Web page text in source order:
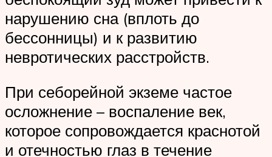
нарушению сна (вплоть до
бессонницы) и к развитию
невротических расстройств.
При себорейной экземе частое
осложнение – воспаление век,
которое сопровождается краснотой
и отечностью глаз в течение